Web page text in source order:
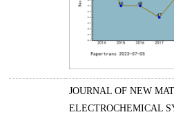
JOURNAL OF NEW
ELECTROCHEMICAL